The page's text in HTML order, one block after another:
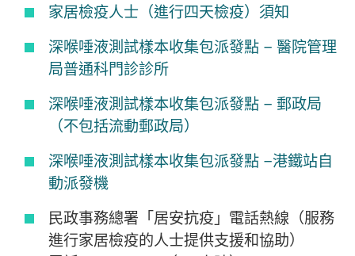
家居檢疫人士（進行四天檢疫）須知
深喉唾液測試樣本收集包派發點 – 醫院管理
局普通科門診診所
深喉唾液測試樣本收集包派發點 – 郵政局
（不包括流動郵政局）
深喉唾液測試樣本收集包派發點 –港鐵站自
動派發機
民政事務總署「居安抗疫」電話熱線（服務
進行家居檢疫的人士提供支援和協助）